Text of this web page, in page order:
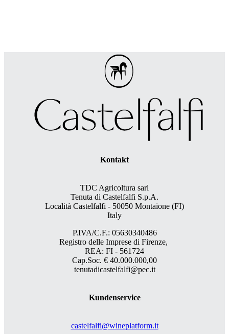
Kontakt
TDC Agricoltura sarl
Tenuta di Castelfalfi S.p.A.
Località Castelfalfi - 50050 Montaione (FI)
Italy
P.IVA/C.F.: 05630340486
Registro delle Imprese di Firenze,
REA: FI - 561724
Cap.Soc. € 40.000.000,00
tenutadicastelfalfi@pec.it
Kundenservice
castelfalfi@wineplatform.it